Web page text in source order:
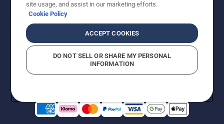
© Husqvarna AB (publ). All rights reserved. Priserna
som visas är rekommenderade cirkapriser. Alla angivna
priser är rekommenderade försäljningspriser (inkl.
moms) om inte produkten är tillgänglig för direkt köp.
CookiepolicyAnvändningsvillkor Sekretessmeddelande
Företagsinformation
site usage, and assist in our marketing efforts.
Cookie Policy
ACCEPT COOKIES
DO NOT SELL OR SHARE MY PERSONAL
INFORMATION